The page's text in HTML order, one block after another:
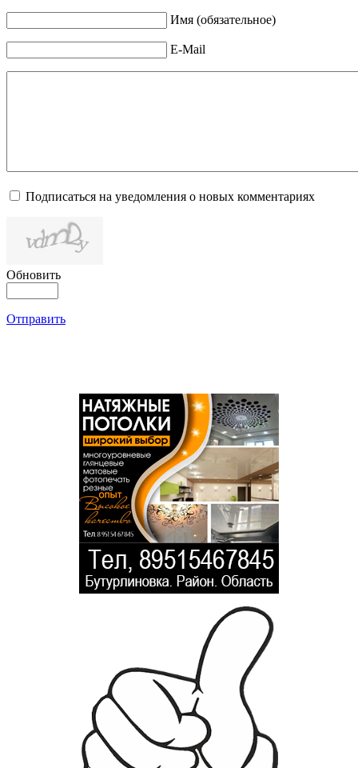
Имя (обязательное)
E-Mail
Подписаться на уведомления о новых комментариях
Обновить
Отправить